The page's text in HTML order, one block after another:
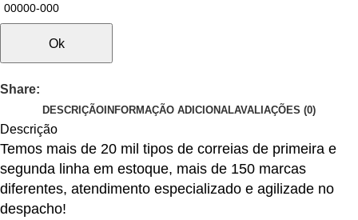
Ok
Share:
DESCRIÇÃO INFORMAÇÃO ADICIONALAVALIAÇÕES (0)
Descrição
Temos mais de 20 mil tipos de correias de primeira e
segunda linha em estoque, mais de 150 marcas
diferentes, atendimento especializado e agilizade no
despacho!